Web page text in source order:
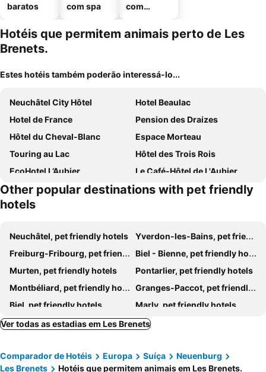
baratos
com spa
com
mento
Hotéis que permitem animais perto de Les
Brenets.
Estes hotéis também poderão interessá-lo...
Neuchâtel City Hôtel
Hotel Beaulac
Hotel de France
Pension des Draizes
Hôtel du Cheval-Blanc
Espace Morteau
Touring au Lac
Hôtel des Trois Rois
EcoHotel L’Aubier
Le Café-Hôtel de L'Aubier
Hotel Les Rives Du Doubs
Logis Hotel de France
Hotel Fleur-de-Lys
Beau Rivage Hotel
Other popular destinations with pet friendly
hotels
Neuchâtel, pet friendly hotels
Yverdon-les-Bains, pet friendly hotels
Freiburg-Fribourg, pet friendly hotels
Biel - Bienne, pet friendly hotels
Murten, pet friendly hotels
Pontarlier, pet friendly hotels
Montbéliard, pet friendly hotels
Granges-Paccot, pet friendly hotels
Biel, pet friendly hotels
Marly, pet friendly hotels
Lully, pet friendly hotels
Muntelier, pet friendly hotels
Avenches, pet friendly hotels
Malbuisson, pet friendly hotels
Ver todas as estadias em Les Brenets
Comparador de Hotéis Europa Suíça
Neuenburg
Les Brenets
Hotéis que permitem animais em Les Brenets.